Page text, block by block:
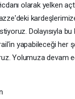
olarak yelken
Dolayısıyla
yapabileceği her
Yolumuza devam